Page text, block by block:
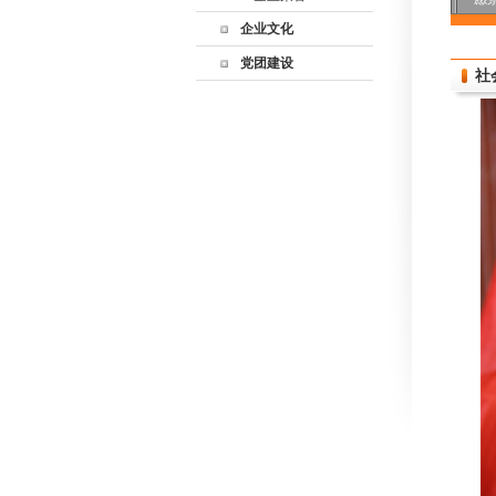
企业文化
党团建设
社